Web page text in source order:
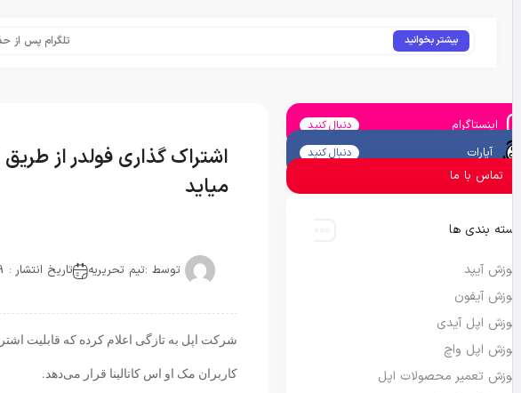
بیشتر بخوانید تلگرام پس از حذف یک
اشتراک گذاری فولدر از
میاید
توسط :تیم تحریریه تاریخ انتشار : 2019-10-09
شرکت اپل به تازگی اعلام کرده که قابلیت
کاربران مک او اس کاتالینا قرار می‌دهد.
اینستاگرام دنبال کنید
آپارات دنبال کنید
تماس با ما
دسته بندی ها
آموزش آیپد
آموزش آیفون
آموزش اپل آیدی
آموزش اپل واچ
آموزش تعمیر محصولات اپل